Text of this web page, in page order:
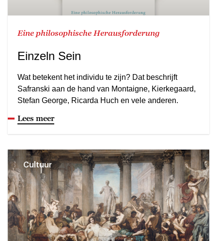
Eine philosophische Herausforderung
Einzeln Sein
Wat betekent het individu te zijn? Dat beschrijft
Safranski aan de hand van Montaigne, Kierkegaard,
Stefan George, Ricarda Huch en vele anderen.
Lees meer
Cultuur